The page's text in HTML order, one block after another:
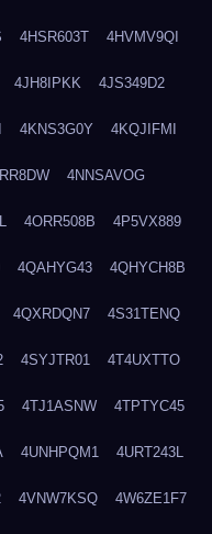
4HSR603T 4HVMV9QI
4JH8IPKK 4JS349D2
4KNS3G0Y 4KQJIFMI
4NNSAVOG
4ORR508B 4P5VX889
4QAHYG43 4QHYCH8B
4QXRDQN7 4S31TENQ
4SYJTR01 4T4UXTTO
4TJ1ASNW 4TPTYC45
4UNHPQM1 4URT243L
4VNW7KSQ 4W6ZE1F7